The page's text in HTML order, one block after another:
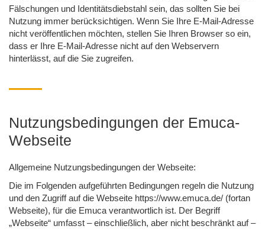
Fälschungen und Identitätsdiebstahl sein, das sollten Sie bei
Nutzung immer berücksichtigen. Wenn Sie Ihre E-Mail-Adresse
nicht veröffentlichen möchten, stellen Sie Ihren Browser so ein,
dass er Ihre E-Mail-Adresse nicht auf den Webservern
hinterlässt, auf die Sie zugreifen.
Nutzungsbedingungen der Emuca-
Webseite
Allgemeine Nutzungsbedingungen der Webseite:
Die im Folgenden aufgeführten Bedingungen regeln die Nutzung
und den Zugriff auf die Webseite https://www.emuca.de/ (fortan
Webseite), für die Emuca verantwortlich ist. Der Begriff
„Webseite“ umfasst – einschließlich, aber nicht beschränkt auf –